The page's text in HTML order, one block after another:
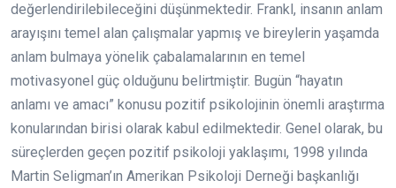
değerlendirilebileceğini düşünmektedir. Frankl, insanın anlam
arayışını temel alan çalışmalar yapmış ve bireylerin yaşamda
anlam bulmaya yönelik çabalamalarının en temel
motivasyonel güç olduğunu belirtmiştir. Bugün “hayatın
anlamı ve amacı” konusu pozitif psikolojinin önemli araştırma
konularından birisi olarak kabul edilmektedir. Genel olarak, bu
süreçlerden geçen pozitif psikoloji yaklaşımı, 1998 yılında
Martin Seligman’ın Amerikan Psikoloji Derneği başkanlığı